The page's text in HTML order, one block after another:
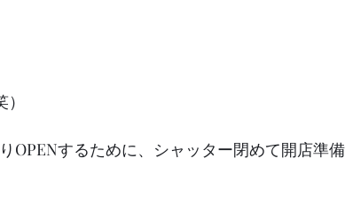
OPENするために、シャッター閉めて開店準